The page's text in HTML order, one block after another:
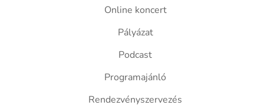
Online koncert
Pályázat
Podcast
Programajánló
Rendezvényszervezés